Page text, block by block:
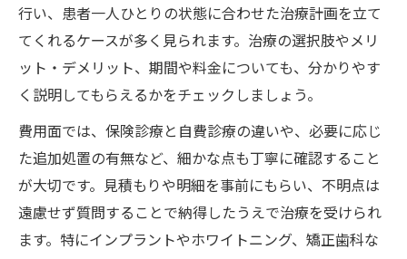
行い、患者一人ひとりの状態に合わせた治療計画を立て
てくれるケースが多く見られます。治療の選択肢やメリ
ット・デメリット、期間や料金についても、分かりやす
く説明してもらえるかをチェックしましょう。
費用面では、保険診療と自費診療の違いや、必要に応じ
た追加処置の有無など、細かな点も丁寧に確認すること
が大切です。見積もりや明細を事前にもらい、不明点は
遠慮せず質問することで納得したうえで治療を受けられ
ます。特にインプラントやホワイトニング、矯正歯科な